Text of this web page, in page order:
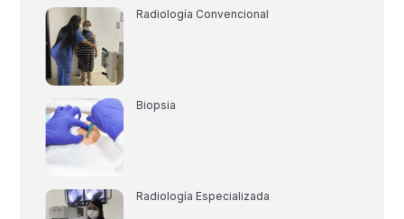
Radiología Convencional
Biopsia
Radiología Especializada